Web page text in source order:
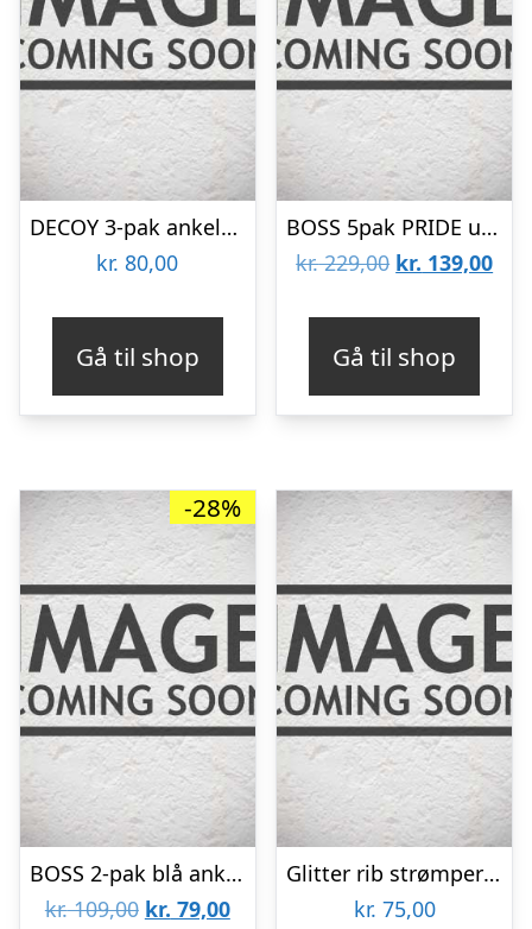
DECOY 3-pak ankelstrømper i sort, grå og hvid til kvinder
kr. 80,00
Gå til shop
BOSS 5pak PRIDE unisex ankelstrømper – OUTLET
kr.229,00 Den
var:
kr. 229,00.
kr. 139,00Den
kr.
Gå til shop
-28%
BOSS 2-pak blå ankelstrømper i bomuld til herre – 39-46
kr.109,00 Den
kr. 79,00Den
Glitter rib strømper – Black
kr. 75,00